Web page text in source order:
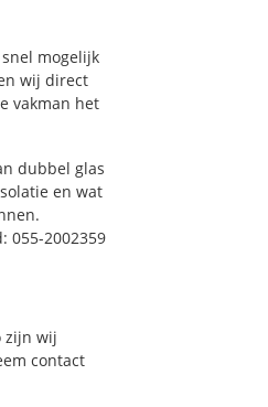
mogelijk
wij direct
vakman het
dubbel glas
en wat
055-2002359
zijn wij
contact